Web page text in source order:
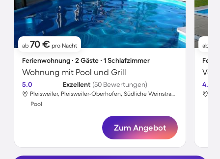
ab 70 € pro Nacht
Ferienwohnung ∙ 2 Gäste ∙ 1 Schlafzimmer
Wohnung mit Pool und Grill
5.0 Exzellent (50 Bewertungen)
Pleisweiler, Pleisweiler-Oberhofen, Südliche Weinstraße
Pool
Zum Angebot
ab
4.9